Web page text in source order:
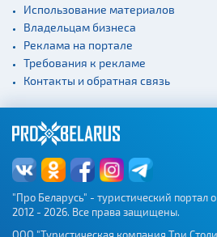
Использование материалов
Владельцам бизнеса
Реклама на портале
Требования к рекламе
Контакты и обратная связь
"Про Беларусь" - туристический портал
2012 - 2026. Все права защищены.
ООО "Туристическая компания Три